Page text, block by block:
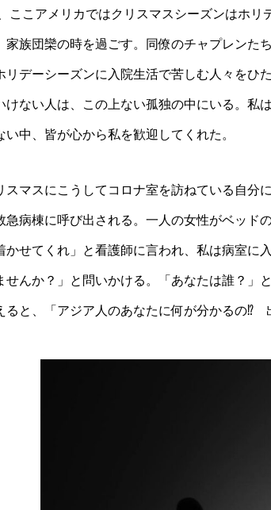
ここアメリカではクリスマスシーズンはホ
家族団欒の時を過ごす。同僚のチャプレンた
リデーシーズンに入院生活で苦しむ人々をひ
けない人は、この上ない孤独の中にいる。私
い中、皆が心から私を歓迎してくれた。
スマスにこうしてコロナ室を訪ねている自分
急病棟に呼び出される。一人の女性がベッド
かせてくれ」と看護師に言われ、私は病室に
せんか？」と問いかける。「あなたは誰？」
ると、「アジア人のあなたに何が分かるの⁉︎